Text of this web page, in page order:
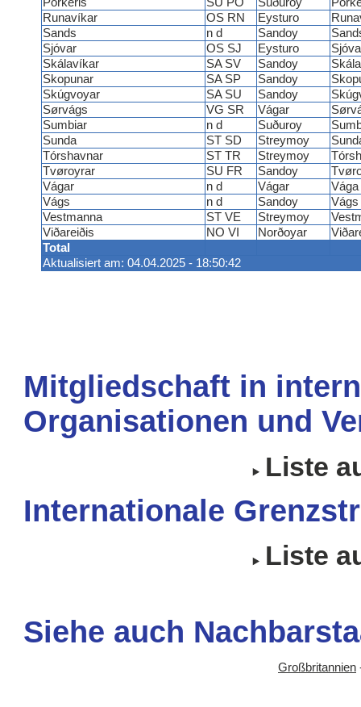
Total
Aktualisiert am: 04.04.2025 - 18:50:42
Porkeris SU PO Suðuroy
Runavíkar
OS RN Eysturo
Sands
n d Sandoy
Sjóvar
OS SJ Eysturo
Skálavíkar
SA SV Sandoy
Skopunar
SA SP Sandoy
Skúgvoyar
SA SU Sandoy
Sørvágs
VG SR Vágar
Sumbiar
n d Suðuroy
Sunda
ST SD Streymoy
Tórshavnar
ST TR Streymoy
Tvøroyrar
SU FR Sandoy
Vágar
n d Vágar
Vága
Vágs
n d Sandoy
Vágs
Vestmanna
ST VE Streymoy
Viðareiðis
NO VI Norðoyar
Mitgliedschaft in
Organisationen und
Liste
Internationale
Liste
Siehe auch
Großbritannien